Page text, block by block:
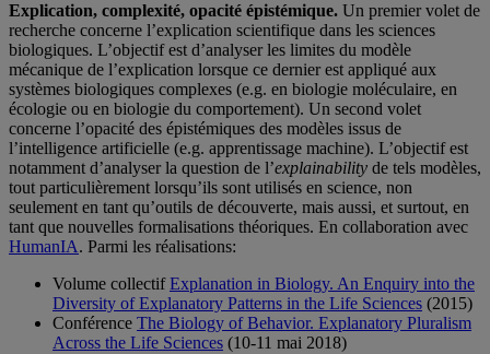
Explication, complexité, opacité épistémique. Un premier volet de
recherche concerne l’explication scientifique dans les sciences
biologiques. L’objectif est d’analyser les limites du modèle
mécanique de l’explication lorsque ce dernier est appliqué aux
systèmes biologiques complexes (e.g. en biologie moléculaire, en
écologie ou en biologie du comportement). Un second volet
concerne l’opacité des épistémiques des modèles issus de
l’intelligence artificielle (e.g. apprentissage machine). L’objectif est
notamment d’analyser la question de l’explainability de tels modèles,
tout particulièrement lorsqu’ils sont utilisés en science, non
seulement en tant qu’outils de découverte, mais aussi, et surtout, en
tant que nouvelles formalisations théoriques. En collaboration avec
HumanIA. Parmi les réalisations:
Volume collectifExplanation in Biology. An Enquiry into the
Diversity of Explanatory Patterns in the Life Sciences (2015)
Conférence The Biology of Behavior. Explanatory Pluralism
Across the Life Sciences (10-11 mai 2018)